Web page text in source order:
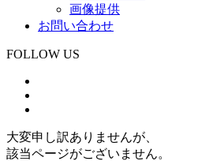
画像提供
お問い合わせ
FOLLOW US
大変申し訳ありませんが、
該当ページがございません。